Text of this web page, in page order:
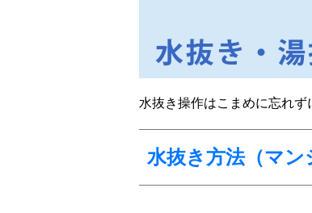
水抜き操作はこまめに忘れ
水抜き方法（マン